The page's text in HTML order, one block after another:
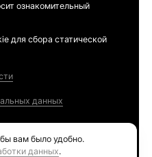
ознакомительный
для сбора статической
данных
вам было удобно.
данных.